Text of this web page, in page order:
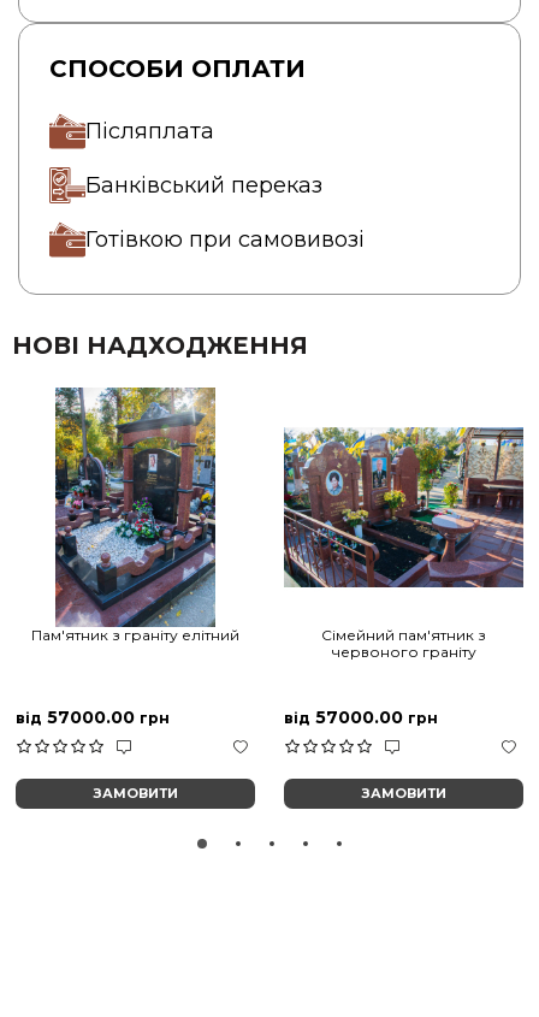
СПОСОБИ ОПЛАТИ
Післяплата
Банківський переказ
Готівкою при самовивозі
НОВІ НАДХОДЖЕННЯ
Пам'ятник з граніту елітний
від 57000.00 грн
ЗАМОВИТИ
Сімейний пам'ятник з
червоного граніту
від 57000.00 грн
ЗАМОВИТИ